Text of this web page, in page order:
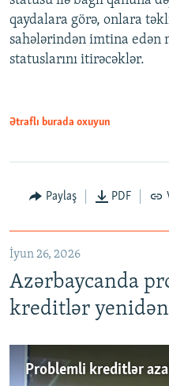
Auto 240p
720p
qaydalara görə, onlara
sahələrindən imtina edən
statuslarını itirəcəklər.
Ətraflı burada oxuyun
Paylaş PDF
İyun 26, 2026
Azərbaycanda
kreditlər
Problemli kreditlər